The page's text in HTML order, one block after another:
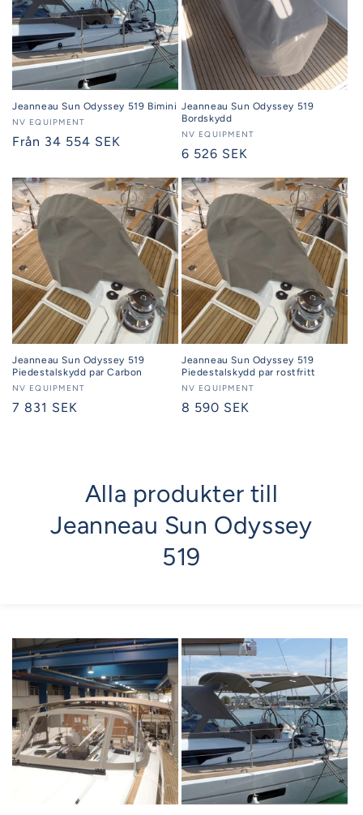
Jeanneau Sun Odyssey 519 Bimini
Säljare:
NV EQUIPMENT
Ordinarie
Från 34 554 SEK
Jeanneau Sun Odyssey 519
Bordskydd
Säljare:
NV EQUIPMENT
Ordinarie
6 526 SEK
Jeanneau Sun Odyssey 519
Piedestalskydd par Carbon
Säljare:
NV EQUIPMENT
Ordinarie
7 831 SEK
Jeanneau Sun Odyssey 519
Piedestalskydd par rostfritt
Säljare:
NV EQUIPMENT
Ordinarie
8 590 SEK
Alla produkter till
Jeanneau Sun Odyssey
519